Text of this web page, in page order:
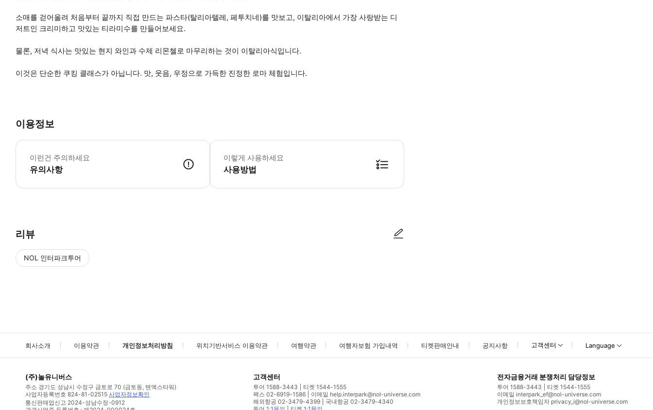
소매를 걷어올려 처음부터 끝까지 직접 만드는 파스타(탈리아텔레, 페투치네)를 맛보고, 이탈리아에서 가장 사랑받는 디
저트인 크리미하고 맛있는 티라미수를 만들어보세요.
물론, 저녁 식사는 맛있는 현지 와인과 수제 리몬첼로 마무리하는 것이 이탈리아식입니다.
이것은 단순한 쿠킹 클래스가 아닙니다. 맛, 웃음, 우정으로 가득한 진정한 로마 체험입니다.
이용정보
이런건 주의하세요
유의사항
소스는 레스토랑 주방에서 준비합니다. 파스타는 소스별로 나누어 함께 조리합니다. 티라미수 크림은 그룹으로 준비하여 각 참가자가 자신의 티라미수를
이렇게 사용하세요
사용방법
리뷰
NOL 인터파크투어
회사소개 이용약관 개인정보처리방침 위치기반서비스 이용약관 여행약관 여행자보험 가입내역 티켓판매안내 공지사항 고객센터 Language
(주)놀유니버스
주소 경기도 성남시 수정구 금토로 70 (금토동, 텐엑스타워)
사업자등록번호 824-81-02515 사업자정보확인
통신판매업신고 2024-성남수정-0912
고객센터
투어 1588-3443
티켓 1544-1555
팩스 02-6919-1586
이메일 help.interpark@nol-universe.com
해외항공 02-3479-4399
국내항공 02-3479-4340
전자금융거래 분쟁처리 담당정보
투어 1588-3443
티켓 1544-1555
이메일 interpark_ef@nol-universe.com
개인정보보호책임자 privacy_i@nol-universe.com